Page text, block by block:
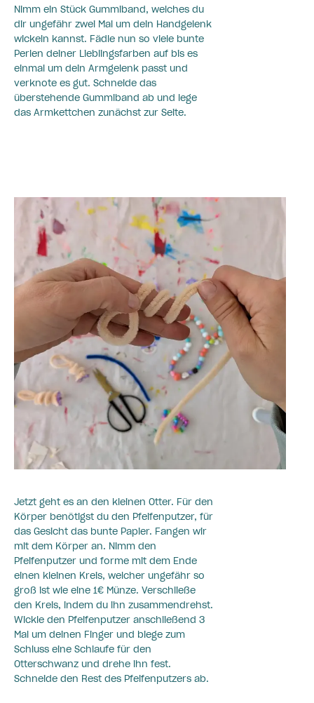
Nimm ein Stück Gummiband, welches du
dir ungefähr zwei Mal um dein Handgelenk
wickeln kannst. Fädle nun so viele bunte
Perlen deiner Lieblingsfarben auf bis es
einmal um dein Armgelenk passt und
verknote es gut. Schneide das
überstehende Gummiband ab und lege
das Armkettchen zunächst zur Seite.
Jetzt geht es an den kleinen Otter. Für den
Körper benötigst du den Pfeifenputzer, für
das Gesicht das bunte Papier. Fangen wir
mit dem Körper an. Nimm den
Pfeifenputzer und forme mit dem Ende
einen kleinen Kreis, welcher ungefähr so
groß ist wie eine 1€ Münze. Verschließe
den Kreis, indem du ihn zusammendrehst.
Wickle den Pfeifenputzer anschließend 3
Mal um deinen Finger und biege zum
Schluss eine Schlaufe für den
Otterschwanz und drehe ihn fest.
Schneide den Rest des Pfeifenputzers ab.